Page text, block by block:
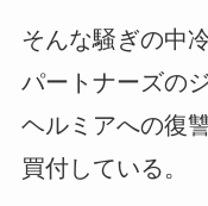
そんな騒ぎの中
パートナーズの
ヘルミアへの復
買付している。